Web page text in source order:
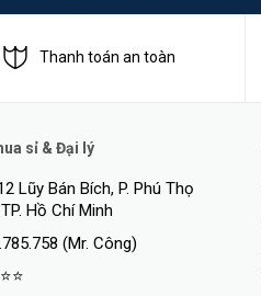
Thanh toán an toàn
sỉ & Đại lý
Lũy Bán Bích, P. Phú Thọ
Hồ Chí Minh
(Mr. Công)